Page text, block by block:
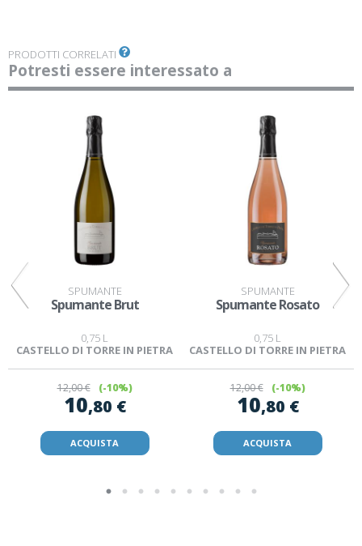
PRODOTTI CORRELATI
Potresti essere interessato a
SPUMANTE
Spumante Brut
0,75 L
CASTELLO DI TORRE IN PIETRA
12,00 € (-10%)
10,80 €
ACQUISTA
SPUMANTE
Spumante Rosato
0,75 L
CASTELLO DI TORRE IN PIETRA
12,00 € (-10%)
10,80 €
ACQUISTA